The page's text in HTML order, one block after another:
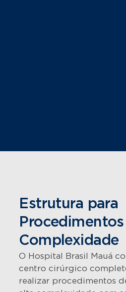
Estrutura para
Complexidade
O Hospital Brasil Mauá
centro cirúrgico
realizar procedimentos